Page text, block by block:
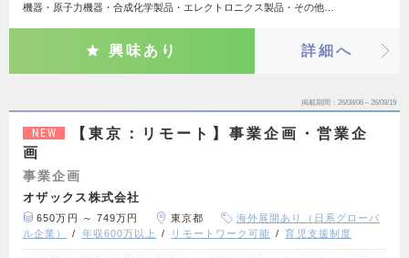
機器・原子力機器・合成化学製品・エレクトロニクス製品・その他…
興味あり 詳細へ
掲載期間 26/08/06～26/08/19
NEW
【東京：リモート】事業企画・営業企
画
事業企画
オザックス株式会社
650万円 ～ 749万円 東京都
海外展開あり（日系グローバ
ル企業）
年収600万以上 リモートワーク可能 育児支援制度